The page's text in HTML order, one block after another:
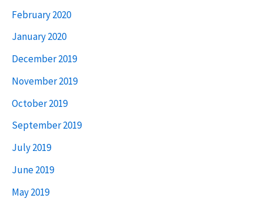
February 2020
January 2020
December 2019
November 2019
October 2019
September 2019
July 2019
June 2019
May 2019